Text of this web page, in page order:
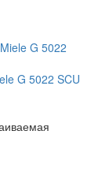
G 5022 SCU